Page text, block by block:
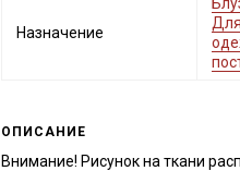
Назначение
ОПИСАНИЕ
Внимание! Рисунок на ткани